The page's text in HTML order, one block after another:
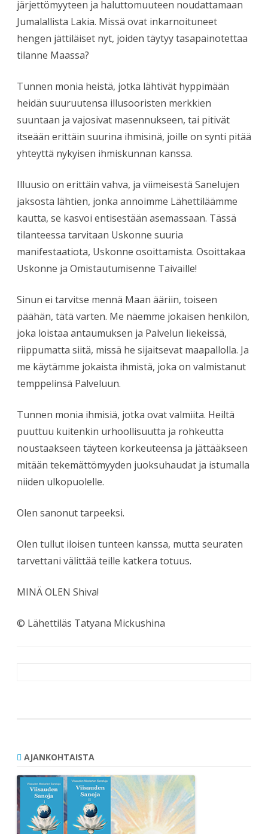
järjettömyyteen ja haluttomuuteen noudattamaan
Jumalallista Lakia. Missä ovat inkarnoituneet
hengen jättiläiset nyt, joiden täytyy tasapainotettaa
tilanne Maassa?
Tunnen monia heistä, jotka lähtivät hyppimään
heidän suuruutensa illusooristen merkkien
suuntaan ja vajosivat masennukseen, tai pitivät
itseään erittäin suurina ihmisinä, joille on synti pitää
yhteyttä nykyisen ihmiskunnan kanssa.
Illuusio on erittäin vahva, ja viimeisestä Sanelujen
jaksosta lähtien, jonka annoimme Lähettiläämme
kautta, se kasvoi entisestään asemassaan. Tässä
tilanteessa tarvitaan Uskonne suuria
manifestaatiota, Uskonne osoittamista. Osoittakaa
Uskonne ja Omistautumisenne Taivaille!
Sinun ei tarvitse mennä Maan ääriin, toiseen
päähän, tätä varten. Me näemme jokaisen henkilön,
joka loistaa antaumuksen ja Palvelun liekeissä,
riippumatta siitä, missä he sijaitsevat maapallolla. Ja
me käytämme jokaista ihmistä, joka on valmistanut
temppelinsä Palveluun.
Tunnen monia ihmisiä, jotka ovat valmiita. Heiltä
puuttuu kuitenkin urhoollisuutta ja rohkeutta
noustaakseen täyteen korkeuteensa ja jättääkseen
mitään tekemättömyyden juoksuhaudat ja istumalla
niiden ulkopuolelle.
Olen sanonut tarpeeksi.
Olen tullut iloisen tunteen kanssa, mutta seuraten
tarvettani välittää teille katkera totuus.
MINÄ OLEN Shiva!
© Lähettiläs Tatyana Mickushina
AJANKOHTAISTA